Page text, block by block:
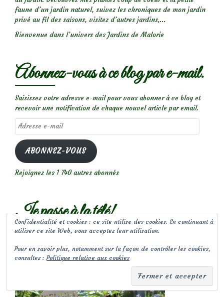
faune d’un jardin naturel, suivez les chroniques de mon jardin
privé au fil des saisons, visitez d’autres jardins,...
Bienvenue dans l’univers des Jardins de Malorie
Abonnez-vous à ce blog par e-mail.
Saisissez votre adresse e-mail pour vous abonner à ce blog et
recevoir une notification de chaque nouvel article par email.
Adresse
e-
mail
ABONNEZ-VOUS
Rejoignez les 1 740 autres abonnés
Je passe à la télé!
Confidentialité et cookies : ce site utilise des cookies. En continuant à
utiliser ce site Web, vous acceptez leur utilisation.
Pour en savoir plus, notamment sur la façon de contrôler les cookies,
consultez :Politique relative aux cookies